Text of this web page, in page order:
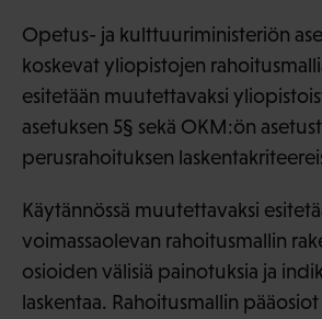
Opetus- ja kulttuuriministeriön
koskevat yliopistojen
esitetään muutettavaksi
asetuksen 5§ sekä OKM:ön
perusrahoituksen
Käytännössä muutettavaksi
voimassaolevan rahoitusmallin
osioiden välisiä painotuksia ja
laskentaa. Rahoitusmallin